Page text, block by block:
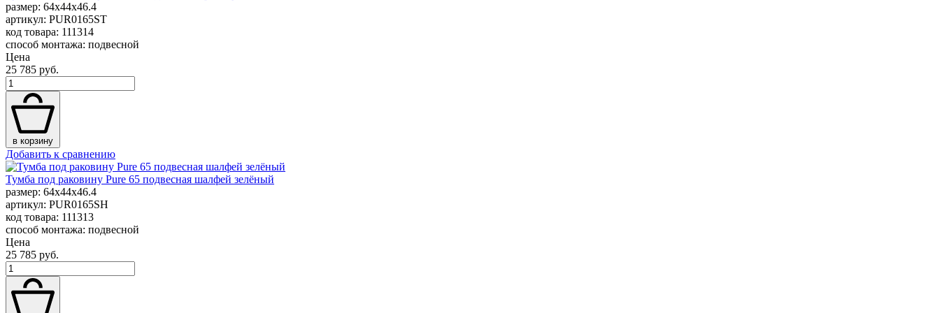
размер: 64x44x46.4
артикул: PUR0165ST
код товара: 111314
способ монтажа: подвесной
Цена
25 785 руб.
в корзину
Добавить к сравнению
Тумба под раковину Pure 65 подвесная шалфей зелёный
размер: 64x44x46.4
артикул: PUR0165SH
код товара: 111313
способ монтажа: подвесной
Цена
25 785 руб.